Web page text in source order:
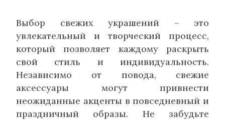
Выбор свежих украшений – это
увлекательный и творческий процесс,
который позволяет каждому раскрыть
свой стиль и индивидуальность.
Независимо от повода, свежие
аксессуары могут привнести
неожиданные акценты в повседневный и
праздничный образы. Не забудьте